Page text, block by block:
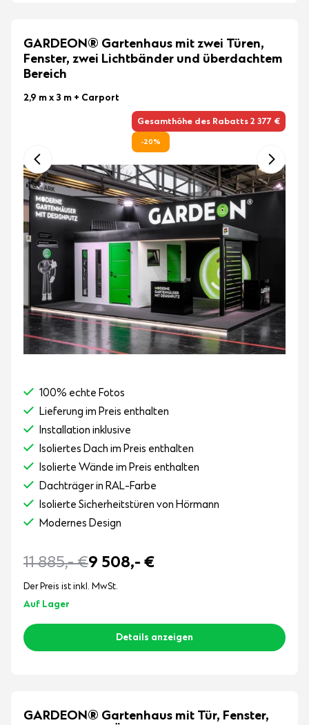
GARDEON® Gartenhaus mit zwei Türen,
Fenster, zwei Lichtbänder und überdachtem
Bereich
2,9 m x 3 m + Carport
Gesamthöhe des Rabatts 2 377 €
-20%
100% echte Fotos
Lieferung im Preis enthalten
Installation inklusive
Isoliertes Dach im Preis enthalten
Isolierte Wände im Preis enthalten
Dachträger in RAL-Farbe
Isolierte Sicherheitstüren von Hörmann
Modernes Design
11 885,-€9 508,- €
Der Preis ist inkl. MwSt.
Auf Lager
Details anzeigen
GARDEON® Gartenhaus mit Tür, Fenster,